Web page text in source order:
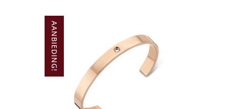
AANBIEDING!